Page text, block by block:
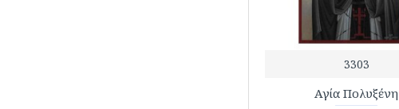
3303
Αγία Πολυξένη